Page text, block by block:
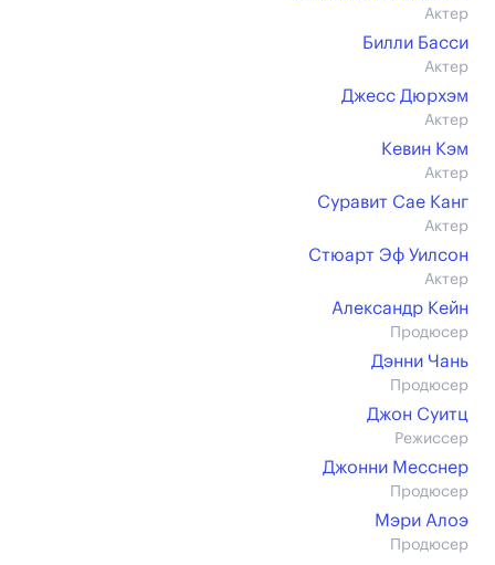
Актер
Билли Басси
Актер
Джесс Дюрхэм
Актер
Кевин Кэм
Актер
Суравит Сае Канг
Актер
Стюарт Эф Уилсон
Актер
Александр Кейн
Продюсер
Дэнни Чань
Продюсер
Джон Суитц
Режиссер
Джонни Месснер
Продюсер
Мэри Алоэ
Продюсер